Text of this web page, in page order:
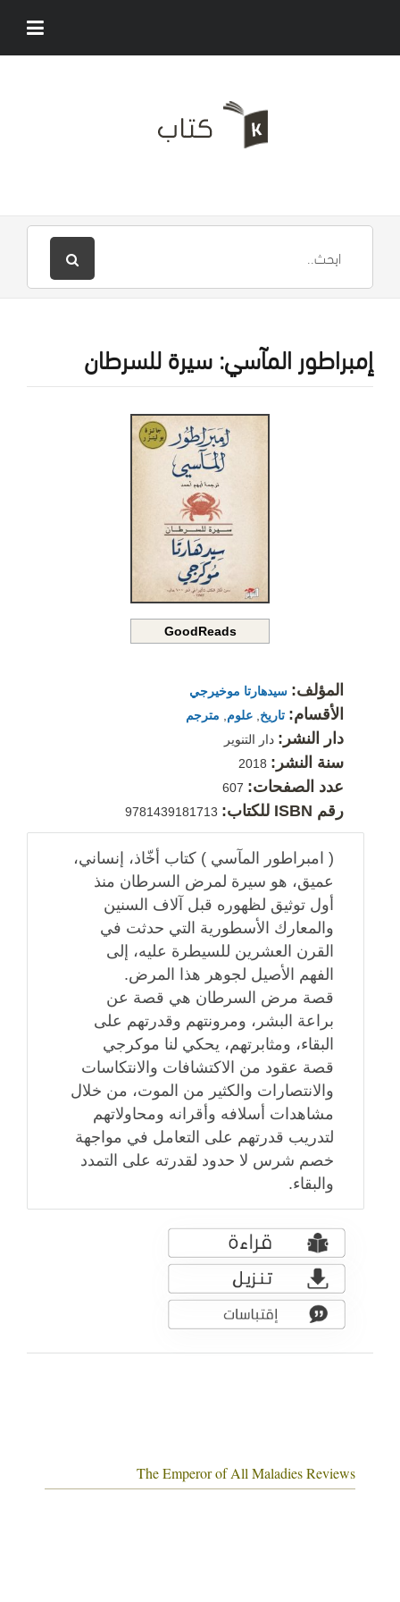
إمبراطور المآسي: سيرة للسرطان
GoodReads
المؤلف: سيدهارتا موخيرجي
الأقسام: تاريخ علوم مترجم
دار النشر: دار التنوير
سنة النشر:
عدد الصفحات:
رقم ISBN للكتاب: 9781439181713
( امبراطور المآسي ) كتاب أخّاذ، إنساني،
عميق، هو سيرة لمرض السرطان منذ
أول توثيق لظهوره قبل آلاف السنين
والمعارك الأسطورية التي حدثت في
القرن العشرين للسيطرة عليه، إلى
الفهم الأصيل لجوهر هذا المرض.
قصة مرض السرطان هي قصة عن
براعة البشر، ومرونتهم وقدرتهم على
البقاء، ومثابرتهم، يحكي لنا موكرجي
قصة عقود من الاكتشافات والانتكاسات
والانتصارات والكثير من الموت، من خلال
مشاهدات أسلافه وأقرانه ومحاولاتهم
لتدريب قدرتهم على التعامل في مواجهة
خصم شرس لا حدود لقدرته على التمدد
والبقاء.
The Emperor of All Maladies Reviews